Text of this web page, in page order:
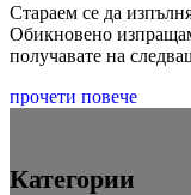
Стараем се да
Обикновено
получавате на
прочети повече
Категории